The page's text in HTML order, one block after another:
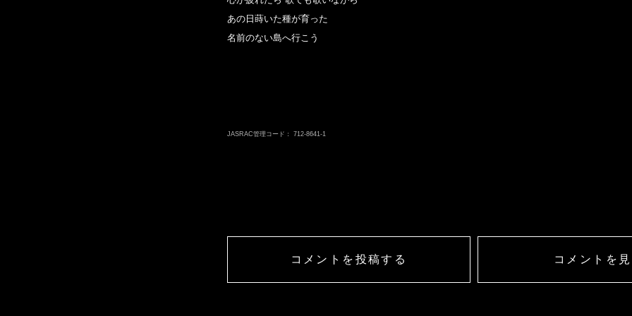
あの日蒔いた種が育った
名前のない島へ行こう
JASRAC管理コード： 712-8641-1
コメントを投稿する コメントを